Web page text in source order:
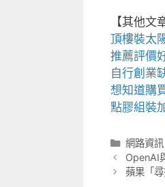
【其他文
頂樓裝太
推薦評價
自行創業
想知道購
點膠組裝
分
類
網路資訊
OpenAI
蘋果「